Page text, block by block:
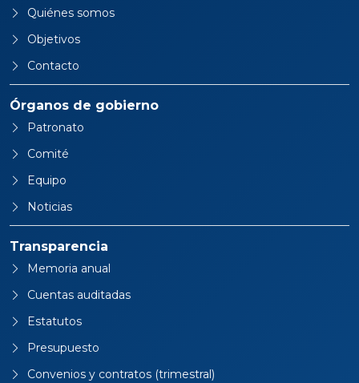
Quiénes somos
Objetivos
Contacto
Órganos de gobierno
Patronato
Comité
Equipo
Noticias
Transparencia
Memoria anual
Cuentas auditadas
Estatutos
Presupuesto
Convenios y contratos (trimestral)